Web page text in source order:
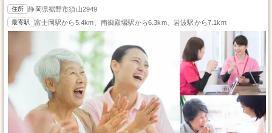
住所 静岡県裾野市須山2949
最寄駅 富士岡駅から5.4km、南御殿場駅から6.3km、岩波駅から7.1km